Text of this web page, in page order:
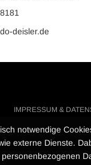
deisler.de
IMPRESSUM &
notwendige
externe Dienste.